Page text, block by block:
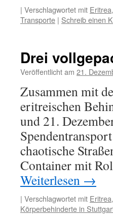
| Verschlagwortet mit Eritrea,
Transporte | Schreib einen
Drei
Veröffentlicht am 21.
Zusammen mit
eritreischen
und 21.
chaotische
Container mit
Weiterlesen →
| Verschlagwortet mit Eritrea,
Körperbehinderte in